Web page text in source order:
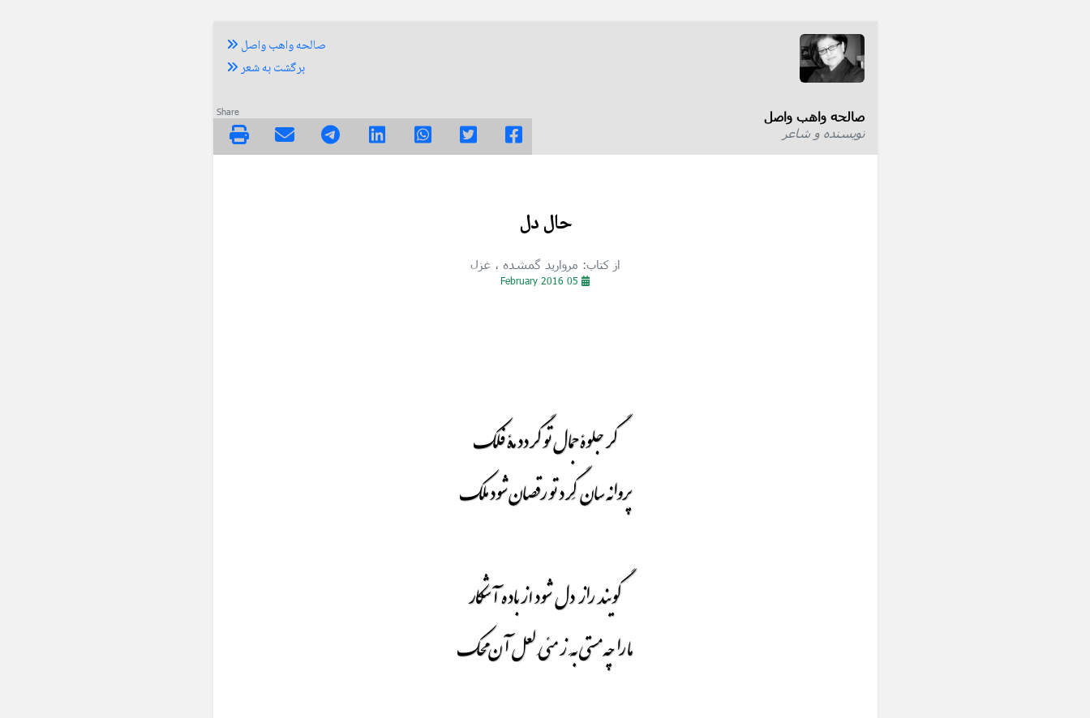
صالحه واهب واصل
نویسنده و شاعر
صالحه واهب واصل
برگشت به شعر
Share
حال دل
از کتاب: مروارید گمشده ، غزل
گر جلوۀ جمال تو گردد مۀ فلک
پروانه سان گِرد تو رقصان شود ملک
گویند راز دل شود از باده آشکار
ما را چه مستی بِه ز مئیِ لعل آن محک